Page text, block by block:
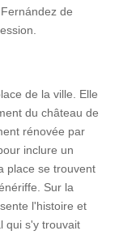
de
de la ville. Elle
du château de
rénovée par
inclure un
place se trouvent
Sur la
l'histoire et
qui s'y trouvait